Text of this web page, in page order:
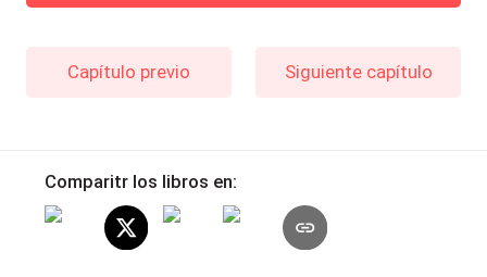
Capítulo previo Siguiente capítulo
Comparitr los libros en: